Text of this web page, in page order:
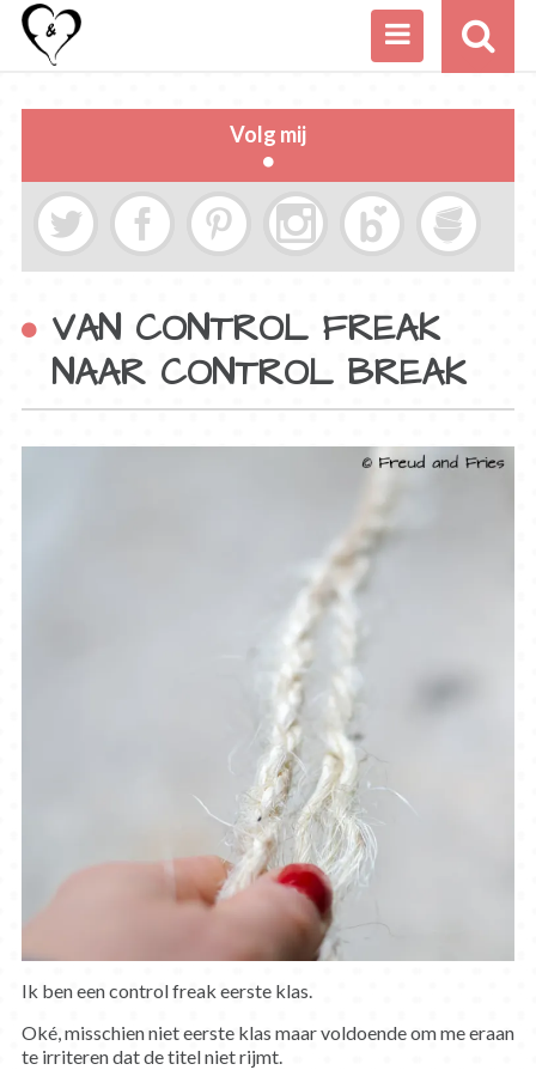
Volg mij
VAN CONTROL FREAK
NAAR CONTROL BREAK
Ik ben een control freak eerste klas.
Oké, misschien niet eerste klas maar voldoende om me eraan
te irriteren dat de titel niet rijmt.